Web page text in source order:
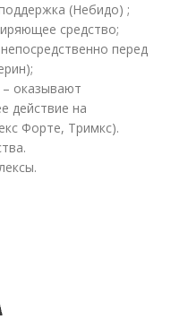
(Небидо) ;
средство;
перед
оказывают
действие на
Форте, Тримкс).